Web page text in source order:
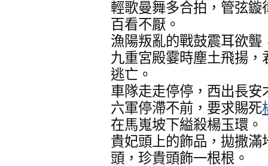
輕歌曼舞多合拍，管弦
百看不厭。
漁陽叛亂的戰鼓震耳欲
九重宮殿霎時塵土飛揚
逃亡。
車隊走走停停，西出長安
六軍停滯不前，要求賜死
在馬嵬坡下縊殺楊玉環。
貴妃頭上的飾品，拋撒
頭，珍貴頭飾一根根。